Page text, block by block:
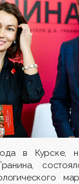
в Курске,